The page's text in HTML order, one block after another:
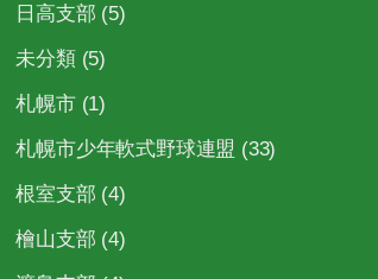
日高支部 (5)
未分類(5)
札幌市(1)
札幌市少年軟式野球連盟 (33)
根室支部 (4)
檜山支部 (4)